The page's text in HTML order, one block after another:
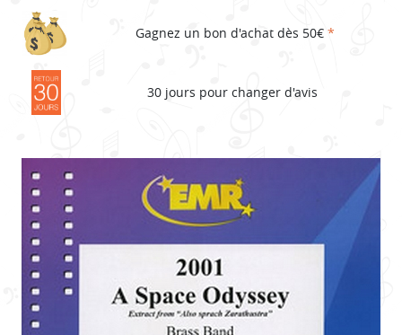
Gagnez un bon d'achat dès 50€ *
30 jours pour changer d'avis